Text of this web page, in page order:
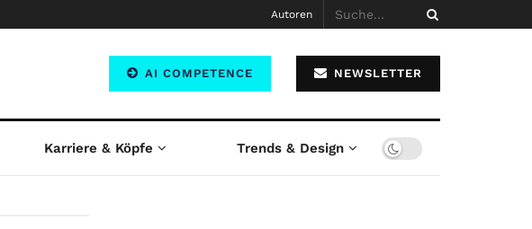
Autoren
AI COMPETENCE NEWSLETTER
Karriere & Köpfe Trends & Design